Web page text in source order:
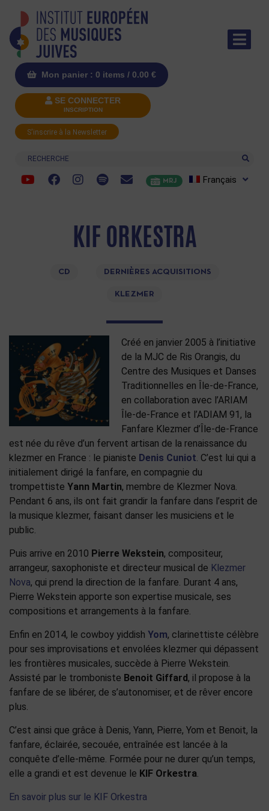
Mon panier : 0 items / 0.00 €
SE CONNECTER
INSCRIPTION
S'inscrire à la Newsletter
Recherche
MRJ Français
KIF ORKESTRA
CD DERNIÈRES ACQUISITIONS
KLEZMER
Créé en janvier 2005 à l’initiative
de la MJC de Ris Orangis, du
Centre des Musiques et Danses
Traditionnelles en Île-de-France,
en collaboration avec l’ARIAM
Île-de-France et l’ADIAM 91, la
Fanfare Klezmer d’Île-de-France
est née du rêve d’un fervent artisan de la renaissance du
klezmer en France : le pianiste Denis Cuniot. C’est lui qui a
initialement dirigé la fanfare, en compagnie du
trompettiste Yann Martin, membre de Klezmer Nova.
Pendant 6 ans, ils ont fait grandir la fanfare dans l’esprit de
la musique klezmer, faisant danser les musiciens et le
public.
Puis arrive en 2010 Pierre Wekstein, compositeur,
arrangeur, saxophoniste et directeur musical de Klezmer
Nova, qui prend la direction de la fanfare. Durant 4 ans,
Pierre Wekstein apporte son expertise musicale, ses
compositions et arrangements à la fanfare.
Enfin en 2014, le cowboy yiddish Yom, clarinettiste célèbre
pour ses improvisations et envolées klezmer qui dépassent
les frontières musicales, succède à Pierre Wekstein.
Assisté par le tromboniste Benoit Giffard, il propose à la
fanfare de se libérer, de s’autonomiser, et de rêver encore
plus.
C’est ainsi que grâce à Denis, Yann, Pierre, Yom et Benoit, la
fanfare, éclairée, secouée, entraînée est lancée à la
conquête d’elle-même. Formée pour ne durer qu’un temps,
elle a grandi et est devenue le KIF Orkestra.
En savoir plus sur le KIF Orkestra